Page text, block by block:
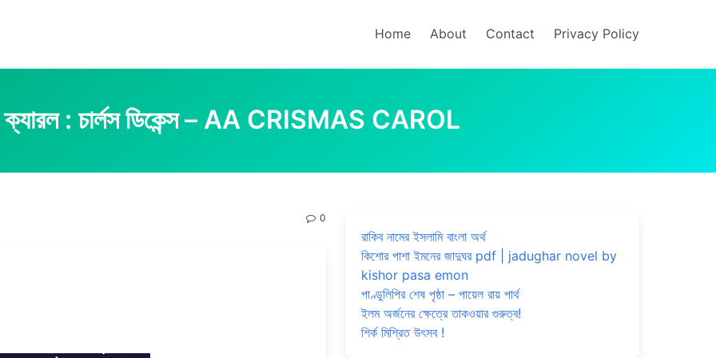
Home About Contact Privacy Policy
: চার্লস ডিকেন্স – AA CRISMAS CAROL
0
রাকিব নামের ইসলামি বাংলা অর্থ
কিশোর পাশা ইমনের জাদুঘর pdf | jadughar novel by
kishor pasa emon
পাণ্ডুলিপির শেষ পৃষ্ঠা – পায়েল রায় পার্থ
ইলম অর্জনের ক্ষেত্রে তাকওয়ার গুরুত্ব!
শির্ক মিশ্রিত উৎসব !